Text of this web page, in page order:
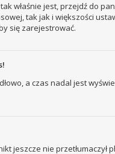
właśnie jest, przejdź do
tak jak i większości
się zarejestrować.
a czas nadal jest
jeszcze nie